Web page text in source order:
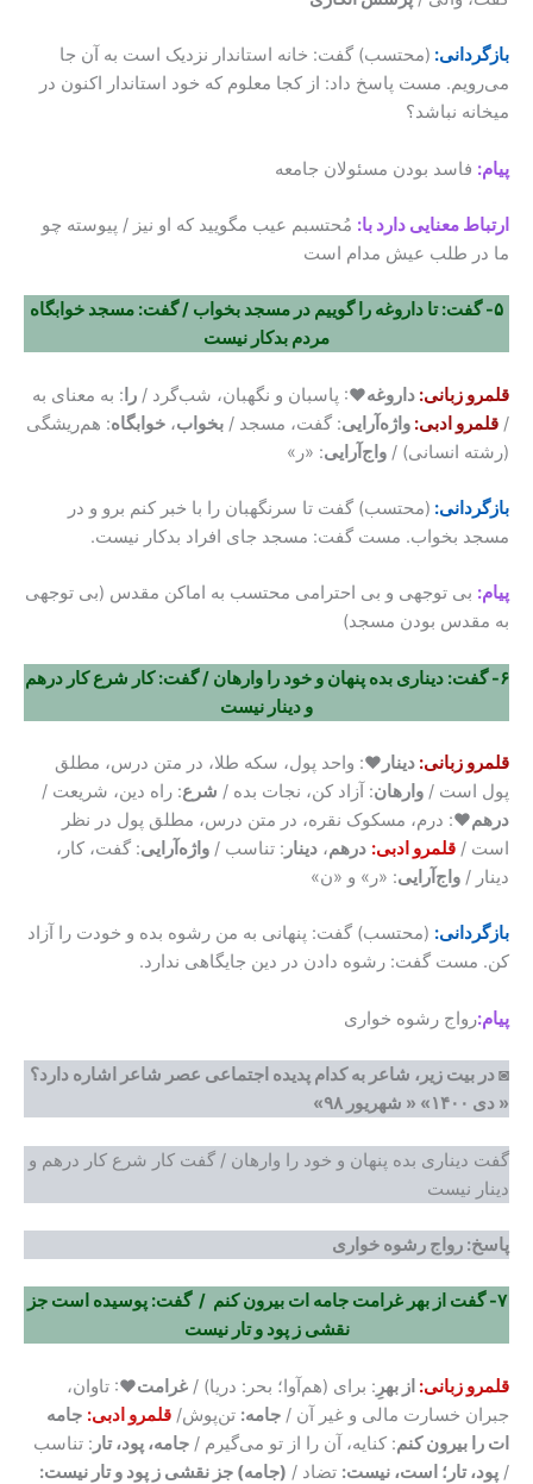
بازگردانی: (محتسب) گفت: خانه استاندار نزدیک است به آن جا
می‌رویم. مست پاسخ داد: از کجا معلوم که خود استاندار اکنون در
میخانه نباشد؟
پیام: فاسد بودن مسئولان جامعه
ارتباط معنایی دارد با: مُحتسبم عیب مگویید که او نیز / پیوسته چو
ما در طلب عیش مدام است
۵- گفت: تا داروغه را گوییم در مسجد بخواب / گفت: مسجد خوابگاه
مردم بدکار نیست
قلمرو زبانی: داروغه♥: پاسبان و نگهبان، شب‌گرد / را : به معنای به
/ قلمرو ادبی: واژه‌آرایی: گفت، مسجد / بخواب، خوابگاه: هم‌ریشگی
(رشته انسانی) / واج‌آرایی: «ر»
بازگردانی: (محتسب) گفت تا سرنگهبان را با خبر کنم برو و در
مسجد بخواب. مست گفت: مسجد جای افراد بدکار نیست.
پیام: بی توجهی و بی احترامی محتسب به اماکن مقدس (بی توجهی
به مقدس بودن مسجد)
۶- گفت: دیناری بده پنهان و خود را وارهان / گفت: کار شرع کار درهم
و دینار نیست
قلمرو زبانی: دینار♥: واحد پول، سکه طلا، در متن درس، مطلق
پول است / وارهان: آزاد کن، نجات بده / شرع: راه دین، شریعت /
درهم♥: درم، مسکوک نقره، در متن درس، مطلق پول در نظر
است / قلمرو ادبی: درهم، دینار : تناسب / واژه‌آرایی: گفت، کار،
دینار / واج‌آرایی: «ر» و «ن»
بازگردانی: (محتسب) گفت: پنهانی به من رشوه بده و خودت را آزاد
کن. مست گفت: رشوه دادن در دین جایگاهی ندارد.
پیام:رواج رشوه خواری
◙در بیت زیر، شاعر به کدام پدیده اجتماعی عصر شاعر اشاره دارد؟
« دی ۱۴۰۰»
« شهریور ۹۸»
گفت دیناری بده پنهان و خود را وارهان / گفت کار شرع کار درهم و
دینار نیست
پاسخ: رواج رشوه خواری
۷- گفت از بهر غرامت جامه ات بیرون کنم / گفت: پوسیده است جز
نقشی ز پود و تار نیست
قلمرو زبانی: از بهرِ : برای (هم‌آوا؛ بحر: دریا) / غرامت♥: تاوان،
جبران خسارت مالی و غیر آن / جامه: تن‌پوش/ قلمرو ادبی: جامه
ات را بیرون کنم: کنایه، آن را از تو می‌گیرم / جامه، پود، تار : تناسب
/ پود، تار؛ است، نیست: تضاد / (جامه) جز نقشی ز پود و تار نیست: